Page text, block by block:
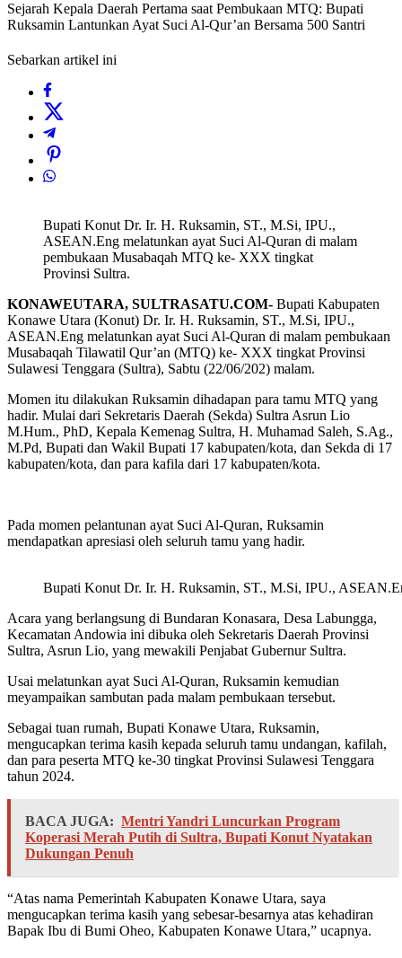
Sejarah Kepala Daerah Pertama saat Pembukaan MTQ: Bupati
Ruksamin Lantunkan Ayat Suci Al-Qur’an Bersama 500 Santri
Sebarkan artikel ini
Bupati Konut Dr. Ir. H. Ruksamin, ST., M.Si, IPU.,
ASEAN.Eng melatunkan ayat Suci Al-Quran di malam
pembukaan Musabaqah MTQ ke- XXX tingkat
Provinsi Sultra.
KONAWEUTARA, SULTRASATU.COM- Bupati Kabupaten
Konawe Utara (Konut) Dr. Ir. H. Ruksamin, ST., M.Si, IPU.,
ASEAN.Eng melatunkan ayat Suci Al-Quran di malam pembukaan
Musabaqah Tilawatil Qur’an (MTQ) ke- XXX tingkat Provinsi
Sulawesi Tenggara (Sultra), Sabtu (22/06/202) malam.
Momen itu dilakukan Ruksamin dihadapan para tamu MTQ yang
hadir. Mulai dari Sekretaris Daerah (Sekda) Sultra Asrun Lio
M.Hum., PhD, Kepala Kemenag Sultra, H. Muhamad Saleh, S.Ag.,
M.Pd, Bupati dan Wakil Bupati 17 kabupaten/kota, dan Sekda di 17
kabupaten/kota, dan para kafila dari 17 kabupaten/kota.
Pada momen pelantunan ayat Suci Al-Quran, Ruksamin
mendapatkan apresiasi oleh seluruh tamu yang hadir.
Bupati Konut Dr. Ir. H. Ruksamin, ST., M.Si, IPU.,
Acara yang berlangsung di Bundaran Konasara, Desa Labungga,
Kecamatan Andowia ini dibuka oleh Sekretaris Daerah Provinsi
Sultra, Asrun Lio, yang mewakili Penjabat Gubernur Sultra.
Usai melatunkan ayat Suci Al-Quran, Ruksamin kemudian
meyampaikan sambutan pada malam pembukaan tersebut.
Sebagai tuan rumah, Bupati Konawe Utara, Ruksamin,
mengucapkan terima kasih kepada seluruh tamu undangan, kafilah,
dan para peserta MTQ ke-30 tingkat Provinsi Sulawesi Tenggara
tahun 2024.
BACA JUGA: Mentri Yandri Luncurkan Program
Koperasi Merah Putih di Sultra, Bupati Konut Nyatakan
Dukungan Penuh
“Atas nama Pemerintah Kabupaten Konawe Utara, saya
mengucapkan terima kasih yang sebesar-besarnya atas kehadiran
Bapak Ibu di Bumi Oheo, Kabupaten Konawe Utara,” ucapnya.